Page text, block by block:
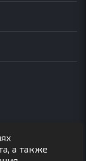
а также